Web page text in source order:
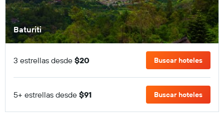
Baturiti
3 estrellas desde $20 Buscar hoteles
5+ estrellas desde $91 Buscar hoteles